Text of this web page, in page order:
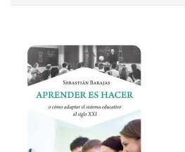
reddit
PREMIOS
CONTACTO